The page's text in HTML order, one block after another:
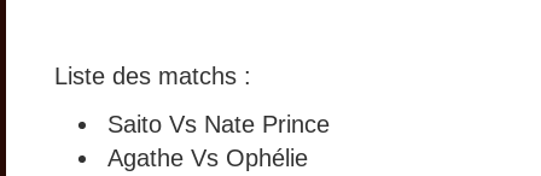
Liste des matchs :
Saito Vs Nate Prince
Agathe Vs Ophélie